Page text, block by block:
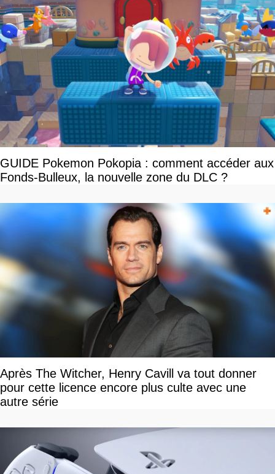
GUIDE Pokemon Pokopia : comment accéder aux
Fonds-Bulleux, la nouvelle zone du DLC ?
Après The Witcher, Henry Cavill va tout donner
pour cette licence encore plus culte avec une
autre série